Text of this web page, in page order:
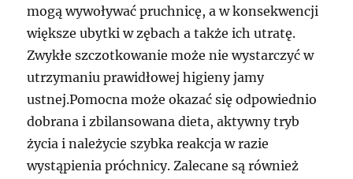
mogą wywoływać pruchnicę, a w konsekwencji
większe ubytki w zębach a także ich utratę.
Zwykłe szczotkowanie może nie wystarczyć w
utrzymaniu prawidłowej higieny jamy
ustnej.Pomocna może okazać się odpowiednio
dobrana i zbilansowana dieta, aktywny tryb
życia i należycie szybka reakcja w razie
wystąpienia próchnicy. Zalecane są również